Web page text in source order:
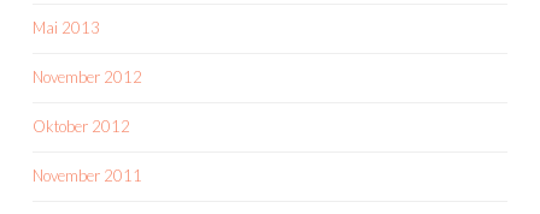
Mai 2013
November 2012
Oktober 2012
November 2011